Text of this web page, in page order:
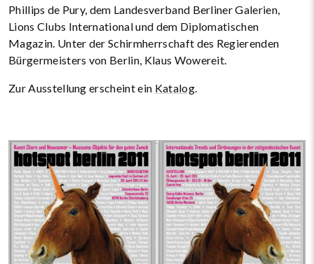
Phillips de Pury, dem Landesverband Berliner Galerien,
Lions Clubs International und dem Diploma­tischen
Magazin. Unter der Schirmherrschaft des Regierenden
Bürgermeisters von Berlin, Klaus Wowereit.
Zur Ausstellung erscheint ein Katalog.